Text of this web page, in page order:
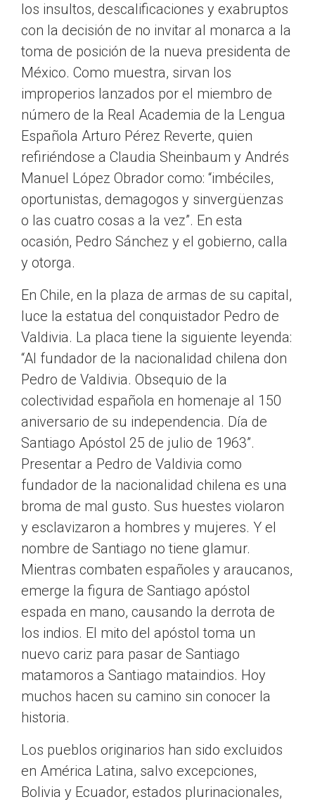
los insultos, descalificaciones y exabruptos
con la decisión de no invitar al monarca a la
toma de posición de la nueva presidenta de
México. Como muestra, sirvan los
improperios lanzados por el miembro de
número de la Real Academia de la Lengua
Española Arturo Pérez Reverte, quien
refiriéndose a Claudia Sheinbaum y Andrés
Manuel López Obrador como: “imbéciles,
oportunistas, demagogos y sinvergüenzas
o las cuatro cosas a la vez”. En esta
ocasión, Pedro Sánchez y el gobierno, calla
y otorga.
En Chile, en la plaza de armas de su capital,
luce la estatua del conquistador Pedro de
Valdivia. La placa tiene la siguiente leyenda:
“Al fundador de la nacionalidad chilena don
Pedro de Valdivia. Obsequio de la
colectividad española en homenaje al 150
aniversario de su independencia. Día de
Santiago Apóstol 25 de julio de 1963”.
Presentar a Pedro de Valdivia como
fundador de la nacionalidad chilena es una
broma de mal gusto. Sus huestes violaron
y esclavizaron a hombres y mujeres. Y el
nombre de Santiago no tiene glamur.
Mientras combaten españoles y araucanos,
emerge la figura de Santiago apóstol
espada en mano, causando la derrota de
los indios. El mito del apóstol toma un
nuevo cariz para pasar de Santiago
matamoros a Santiago mataindios. Hoy
muchos hacen su camino sin conocer la
historia.
Los pueblos originarios han sido excluidos
en América Latina, salvo excepciones,
Bolivia y Ecuador, estados plurinacionales,